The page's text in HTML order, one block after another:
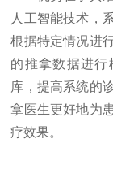
人工智能技术，
根据特定情况进
的推拿数据进
库，提高系统的
拿医生更好地为
疗效果。